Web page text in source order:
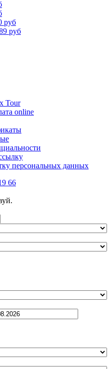
руб
руб
Tour
online
персональных данных
66